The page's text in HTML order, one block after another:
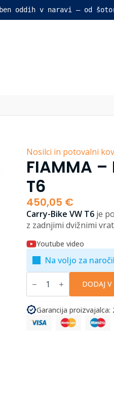
oddih v naravi – od
Nosilci in potovalni
FIAMMA –
T6
450,05 €
Carry-Bike VW T6je
z zadnjimi dvižnimi
Youtube video
Na voljo za
Fiamma
za
kolesa
Carry-
Bike
DODAJ V
Garancija proizvajalca: